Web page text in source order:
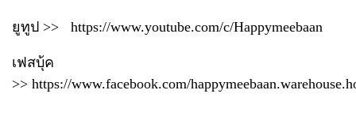
ยูทูป >> https://www.youtube.com/c/Happymeebaan
เฟสบุ้ค
>> https://www.facebook.com/